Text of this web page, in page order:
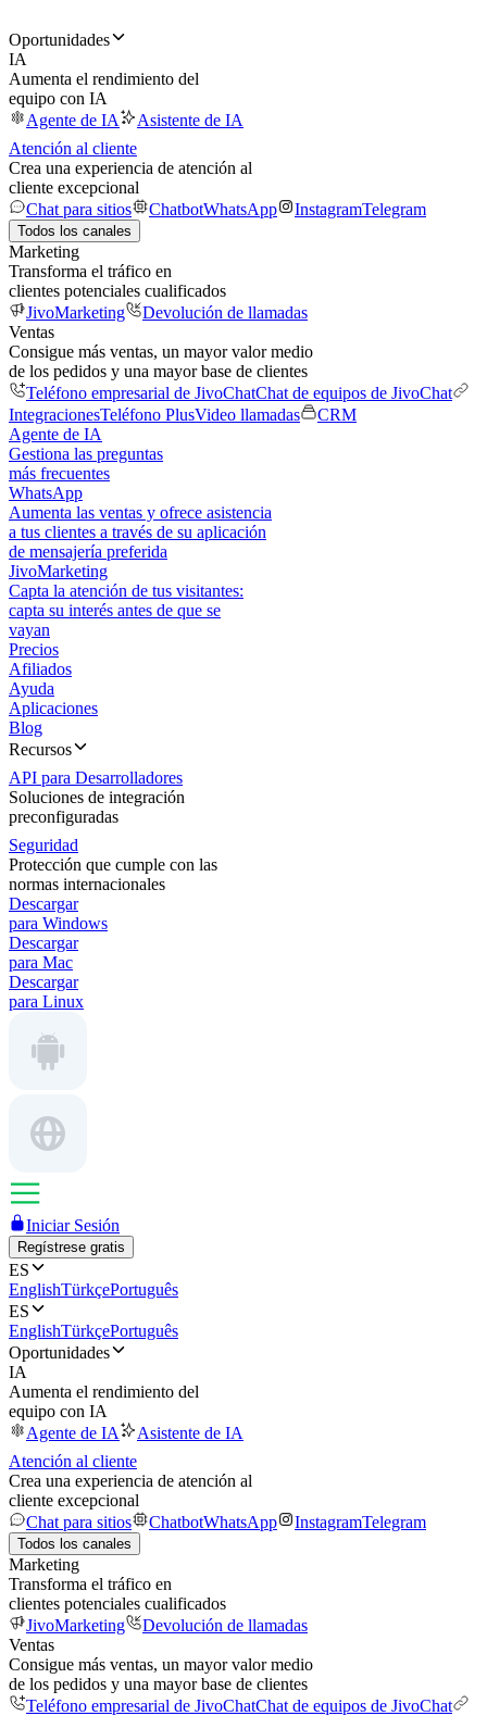
Oportunidades
IA
Aumenta el rendimiento del
equipo con IA
Agente de IA
Asistente de IA
Atención al cliente
Crea una experiencia de atención al
cliente excepcional
Chat para sitios
ChatbotWhatsApp InstagramTelegram
Todos los canales
Marketing
Transforma el tráfico en
clientes potenciales cualificados
JivoMarketing
Devolución de llamadas
Ventas
Consigue más ventas, un mayor valor medio
de los pedidos y una mayor base de clientes
Teléfono empresarial de JivoChatChat de equipos de JivoChat
IntegracionesTeléfono PlusVideo llamadas
CRM
Agente de IA
Gestiona las preguntas
más frecuentes
WhatsApp
Aumenta las ventas y ofrece asistencia
a tus clientes a través de su aplicación
de mensajería preferida
JivoMarketing
Capta la atención de tus visitantes:
capta su interés antes de que se
vayan
Precios
Afiliados
Ayuda
Aplicaciones
Blog
Recursos
API para Desarrolladores
Soluciones de integración
preconfiguradas
Seguridad
Protección que cumple con las
normas internacionales
Descargar
para Windows
Descargar
para Mac
Descargar
para Linux
Iniciar Sesión
Regístrese gratis
ES
EnglishTürkçePortuguês
ES
EnglishTürkçePortuguês
Oportunidades
IA
Aumenta el rendimiento del
equipo con IA
Agente de IA
Asistente de IA
Atención al cliente
Crea una experiencia de atención al
cliente excepcional
Chat para sitios
ChatbotWhatsApp InstagramTelegram
Todos los canales
Marketing
Transforma el tráfico en
clientes potenciales cualificados
JivoMarketing
Devolución de llamadas
Ventas
Consigue más ventas, un mayor valor medio
de los pedidos y una mayor base de clientes
Teléfono empresarial de JivoChatChat de equipos de JivoChat